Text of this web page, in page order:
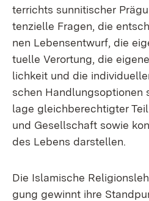
ter­richts sun­ni­ti­scher
ten­zi­el­le Fra­gen, die
nen Le­bens­ent­wurf, die
tu­el­le Ver­or­tung, die
lich­keit und die
schen
la­ge gleich­be­rech­tig­ter
und Ge­sell­schaft so­wie
des Le­bens dar­stel­len.
Die Is­la­mi­sche
gung ge­winnt ih­re